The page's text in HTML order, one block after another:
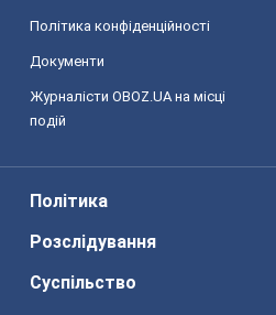
Політика конфіденційності
Документи
Журналісти OBOZ.UA на місці
подій
Політика
Розслідування
Суспільство